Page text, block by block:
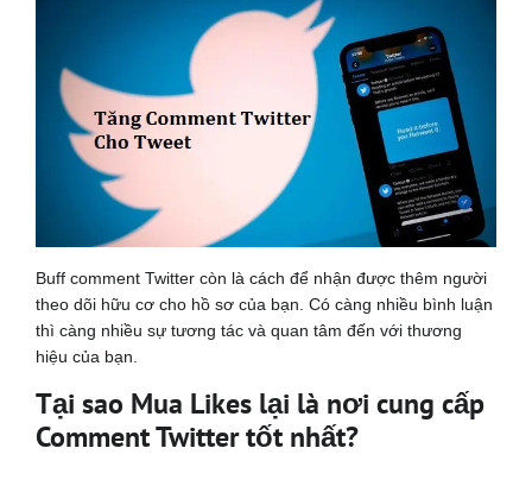
Buff comment Twitter còn là cách để nhận được thêm người
theo dõi hữu cơ cho hồ sơ của bạn. Có càng nhiều bình luận
thì càng nhiều sự tương tác và quan tâm đến với thương
hiệu của bạn.
Tại sao Mua Likes lại là nơi cung cấp
Comment Twitter tốt nhất?